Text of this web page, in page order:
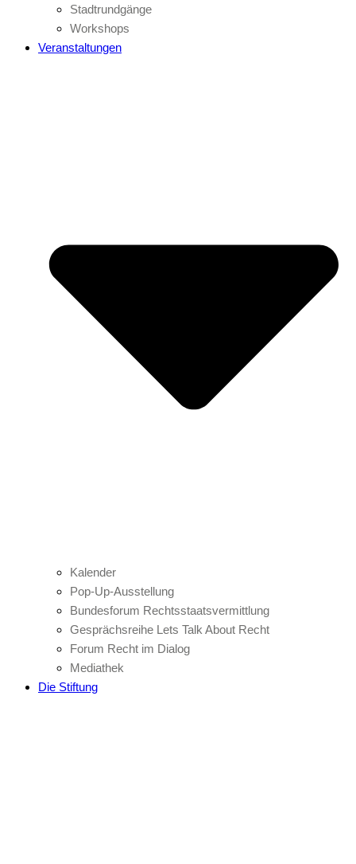
Stadtrundgänge
Workshops
Veranstaltungen
Kalender
Pop-Up-Ausstellung
Bundesforum Rechtsstaatsvermittlung
Gesprächsreihe Lets Talk About Recht
Forum Recht im Dialog
Mediathek
Die Stiftung